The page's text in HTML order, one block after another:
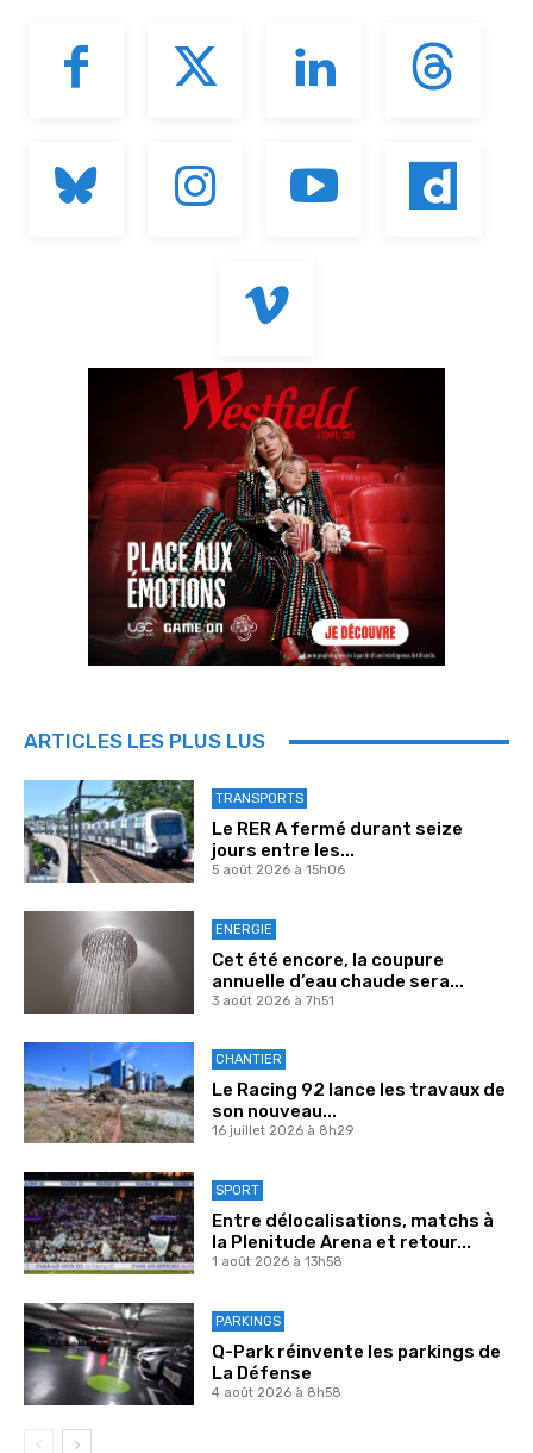
ARTICLES LES PLUS LUS
TRANSPORTS
Le RER A fermé durant seize
jours entre les...
5 août 2026 à 15h06
ENERGIE
Cet été encore, la coupure
annuelle d’eau chaude sera...
3 août 2026 à 7h51
CHANTIER
Le Racing 92 lance les travaux de
son nouveau...
16 juillet 2026 à 8h29
SPORT
Entre délocalisations, matchs à
la Plenitude Arena et retour...
1 août 2026 à 13h58
PARKINGS
Q-Park réinvente les parkings de
La Défense
4 août 2026 à 8h58